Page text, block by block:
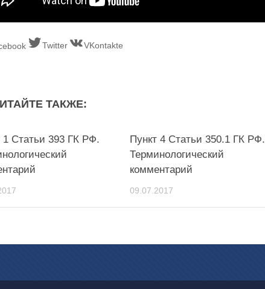
Twitter VKontakte
ТАКЖЕ:
1 Статьи 393 ГК РФ.
Пункт 4 Статьи 350.1 ГК РФ.
Терминологический
комментарий
09.07.2017